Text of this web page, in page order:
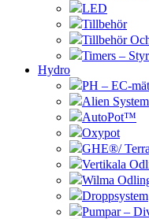
LED
Tillbehör
Tillbehör
Timers –
Hydro
PH – EC-
Alien
AutoPot™
Oxypot
GHE®/
Vertikala
Wilma
Droppsystem
Pumpar –